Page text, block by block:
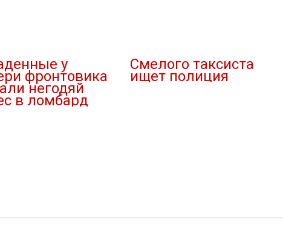
у
фронтовика
негодяй
в ломбард
Смелого таксиста
ищет полиция